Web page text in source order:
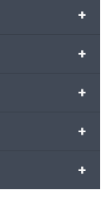
+
+
+
+
+